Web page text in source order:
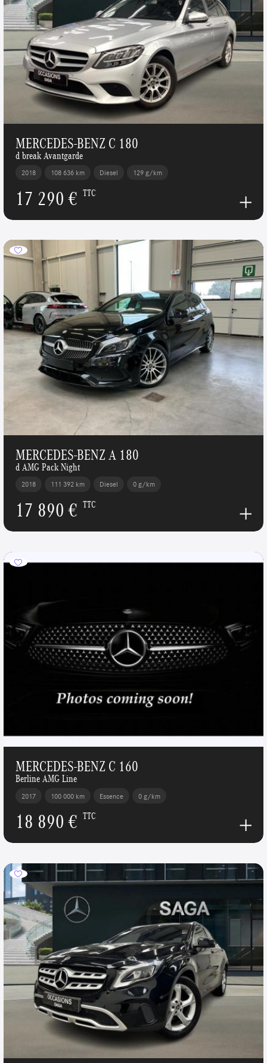
MERCEDES-BENZ C 180
d break Avantgarde
2018 108 636 km Diesel 129 g/km
17 290 € TTC
MERCEDES-BENZ A 180
d AMG Pack Night
2018 111 392 km Diesel 0 g/km
17 890 € TTC
MERCEDES-BENZ C 160
Berline AMG Line
2017 100 000 km Essence 0 g/km
18 890 € TTC